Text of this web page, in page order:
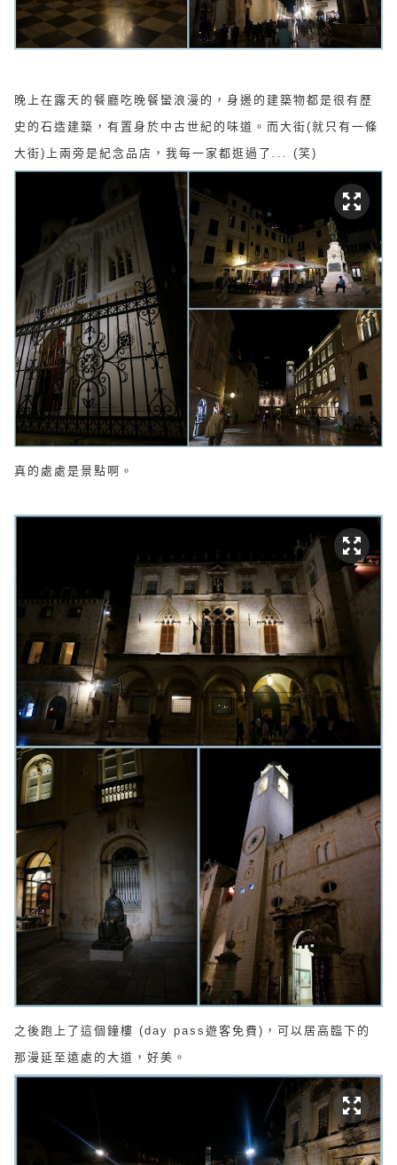
晚上在露天的餐廳吃晚餐蠻浪漫的，身邊的建築物都是很有歷
史的石造建築，有置身於中古世紀的味道。而大街(就只有一條
大街)上兩旁是紀念品店，我每一家都逛過了... (笑)
真的處處是景點啊。
之後跑上了這個鐘樓 (day pass遊客免費)，可以居高臨下的
那漫延至遠處的大道，好美。